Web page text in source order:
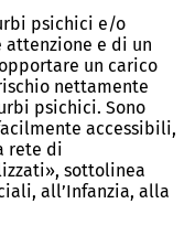
psichici e/o
e di un
un carico
nettamente
psichici. Sono
accessibili,
rete di
sottolinea
all’Infanzia, alla